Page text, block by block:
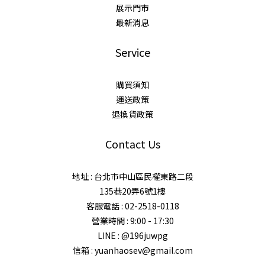
展示門市
最新消息
Service
購買須知
運送政策
退換貨政策
Contact Us
地址 : 台北市中山區民權東路二段
135巷20弄6號1樓
客服電話 : 02-2518-0118
營業時間 : 9:00 - 17:30
LINE : @196juwpg
信箱 : yuanhaosev@gmail.com